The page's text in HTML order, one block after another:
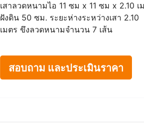
เสาลวดหนามไอ 11 ซม x 11 ซม x 2.10 เ
ฝังดิน 50 ซม. ระยะห่างระหว่างเสา 2.10
เมตร ขึงลวดหนามจำนวน 7 เส้น
สอบถาม และประเมินราคา